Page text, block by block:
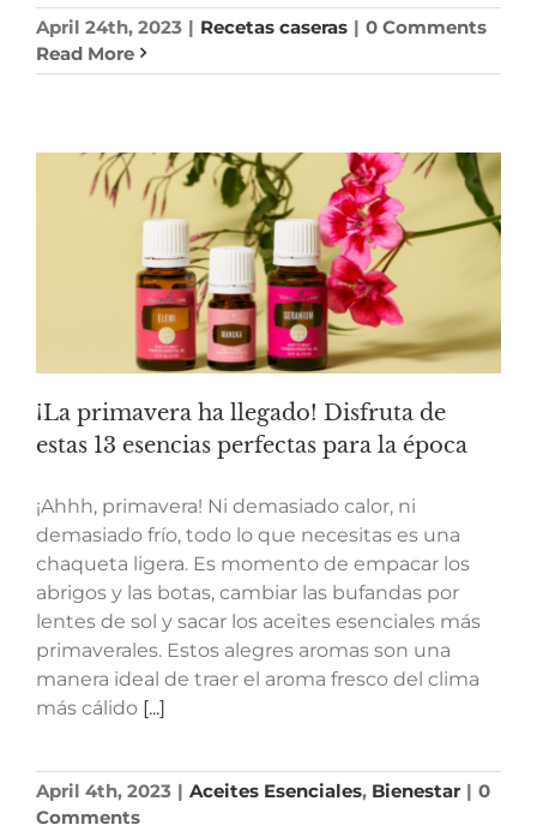
April 24th, 2023 | Recetas caseras | 0 Comments
Read More
¡La primavera ha llegado! Disfruta de
estas 13 esencias perfectas para la época
¡Ahhh, primavera! Ni demasiado calor, ni
demasiado frío, todo lo que necesitas es una
chaqueta ligera. Es momento de empacar los
abrigos y las botas, cambiar las bufandas por
lentes de sol y sacar los aceites esenciales más
primaverales. Estos alegres aromas son una
manera ideal de traer el aroma fresco del clima
más cálido [...]
April 4th, 2023 | Aceites Esenciales, Bienestar | 0
Comments